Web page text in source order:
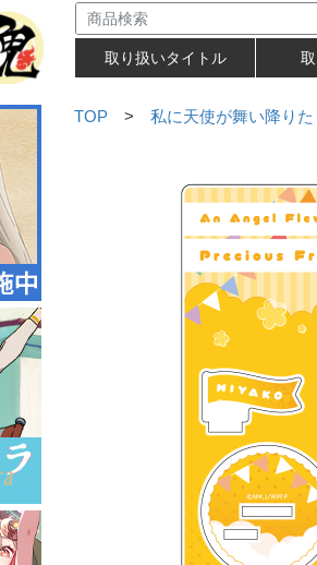
取り扱いタイトル
TOP > 私に天使が舞い降り